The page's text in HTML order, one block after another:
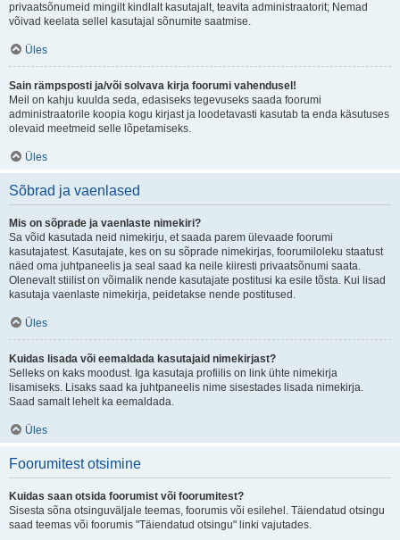
privaatsõnumeid mingilt kindlalt kasutajalt, teavita administraatorit; Nemad
võivad keelata sellel kasutajal sõnumite saatmise.
Üles
Sain rämpsposti ja/või solvava kirja foorumi vahendusel!
Meil on kahju kuulda seda, edasiseks tegevuseks saada foorumi
administraatorile koopia kogu kirjast ja loodetavasti kasutab ta enda käsutuses
olevaid meetmeid selle lõpetamiseks.
Üles
Sõbrad ja vaenlased
Mis on sõprade ja vaenlaste nimekiri?
Sa võid kasutada neid nimekirju, et saada parem ülevaade foorumi
kasutajatest. Kasutajate, kes on su sõprade nimekirjas, foorumiloleku staatust
näed oma juhtpaneelis ja seal saad ka neile kiiresti privaatsõnumi saata.
Olenevalt stiilist on võimalik nende kasutajate postitusi ka esile tõsta. Kui lisad
kasutaja vaenlaste nimekirja, peidetakse nende postitused.
Üles
Kuidas lisada või eemaldada kasutajaid nimekirjast?
Selleks on kaks moodust. Iga kasutaja profiilis on link ühte nimekirja
lisamiseks. Lisaks saad ka juhtpaneelis nime sisestades lisada nimekirja.
Saad samalt lehelt ka eemaldada.
Üles
Foorumitest otsimine
Kuidas saan otsida foorumist või foorumitest?
Sisesta sõna otsinguväljale teemas, foorumis või esilehel. Täiendatud otsingu
saad teemas või foorumis "Täiendatud otsingu" linki vajutades.